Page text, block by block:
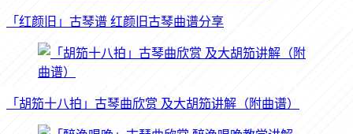
「红颜旧」古琴谱 红颜旧古琴曲谱分享
「胡笳十八拍」古琴曲欣赏 及大胡笳讲解（附曲谱）